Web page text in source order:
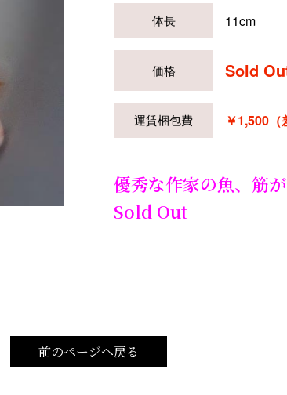
体長 11cm
価格 Sold
運賃梱包費 ￥1,500（
優秀な作家の魚、筋
Sold Out
前のページへ戻る